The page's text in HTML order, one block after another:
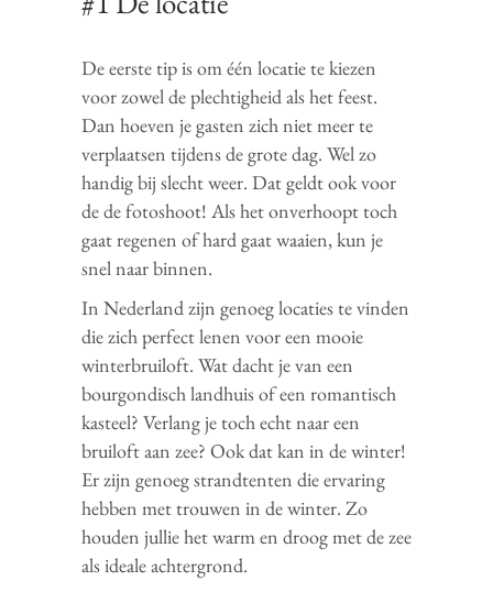
De eerste tip is om één locatie te kiezen
voor zowel de plechtigheid als het feest.
Dan hoeven je gasten zich niet meer te
verplaatsen tijdens de grote dag. Wel zo
handig bij slecht weer. Dat geldt ook voor
de de fotoshoot! Als het onverhoopt toch
gaat regenen of hard gaat waaien, kun je
snel naar binnen.
In Nederland zijn genoeg locaties te vinden
die zich perfect lenen voor een mooie
winterbruiloft. Wat dacht je van een
bourgondisch landhuis of een romantisch
kasteel? Verlang je toch echt naar een
bruiloft aan zee? Ook dat kan in de winter!
Er zijn genoeg strandtenten die ervaring
hebben met trouwen in de winter. Zo
houden jullie het warm en droog met de zee
als ideale achtergrond.